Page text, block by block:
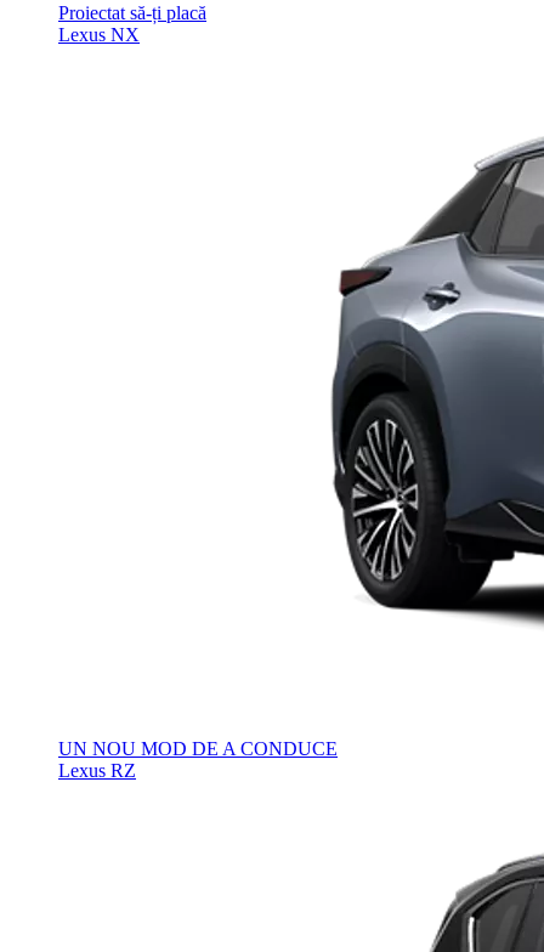
Proiectat să-ți placă
Lexus NX
UN NOU MOD DE A CONDUCE
Lexus RZ